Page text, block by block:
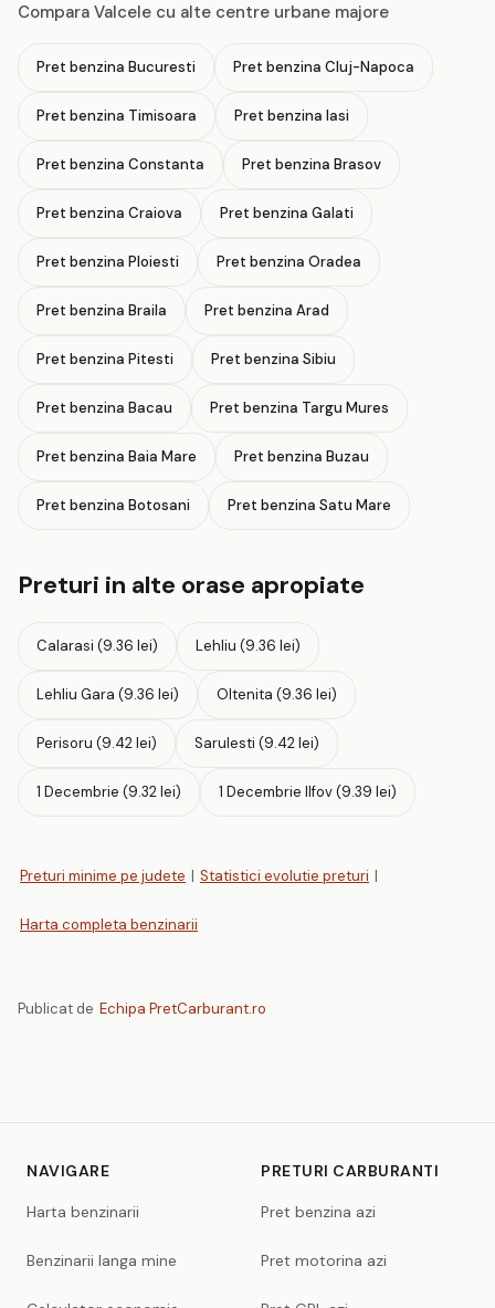
Compara Valcele cu alte centre urbane majore
Pret benzina Bucuresti Pret benzina Cluj-Napoca
Pret benzina Timisoara Pret benzina Iasi
Pret benzina Constanta Pret benzina Brasov
Pret benzina Craiova Pret benzina Galati
Pret benzina Ploiesti Pret benzina Oradea
Pret benzina Braila Pret benzina Arad
Pret benzina Pitesti Pret benzina Sibiu
Pret benzina Bacau Pret benzina Targu Mures
Pret benzina Baia Mare Pret benzina Buzau
Pret benzina Botosani Pret benzina Satu Mare
Preturi in alte orase apropiate
Calarasi (9.36 lei) Lehliu (9.36 lei)
Lehliu Gara (9.36 lei) Oltenita (9.36 lei)
Perisoru (9.42 lei) Sarulesti (9.42 lei)
1 Decembrie (9.32 lei) 1 Decembrie Ilfov (9.39 lei)
Preturi minime pe judete | Statistici evolutie preturi |
Harta completa benzinarii
Publicat de Echipa PretCarburant.ro
NAVIGARE
Harta benzinarii
Benzinarii langa mine
PRETURI CARBURANTI
Pret benzina azi
Pret motorina azi